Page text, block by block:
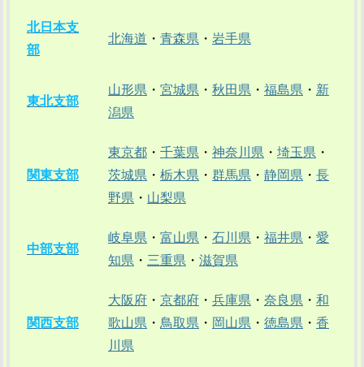
北日本支
部
北海道 ・ 青森県 ・ 岩手県
東北支部
山形県 ・ 宮城県 ・ 秋田県 ・ 福島県 ・ 新
潟県
関東支部
東京都 ・ 千葉県 ・ 神奈川県 ・ 埼玉県 ・
茨城県 ・ 栃木県 ・ 群馬県 ・ 静岡県 ・ 長
野県 ・ 山梨県
中部支部
岐阜県 ・ 富山県 ・ 石川県 ・ 福井県 ・ 愛
知県 ・ 三重県 ・ 滋賀県
関西支部
大阪府 ・ 京都府 ・ 兵庫県 ・ 奈良県 ・ 和
歌山県 ・ 鳥取県 ・ 岡山県 ・ 徳島県 ・ 香
川県